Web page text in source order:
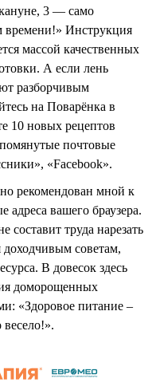
3 — само
времени!» Инструкция
массой качественных
А если лень
разборчивым
на Поварёнка в
10 новых рецептов
почтовые
«Facebook».
рекомендован мной к
вашего браузера.
составит труда нарезать
доходчивым советам,
В довесок здесь
доморощенных
«Здоровое питание –
весело!».